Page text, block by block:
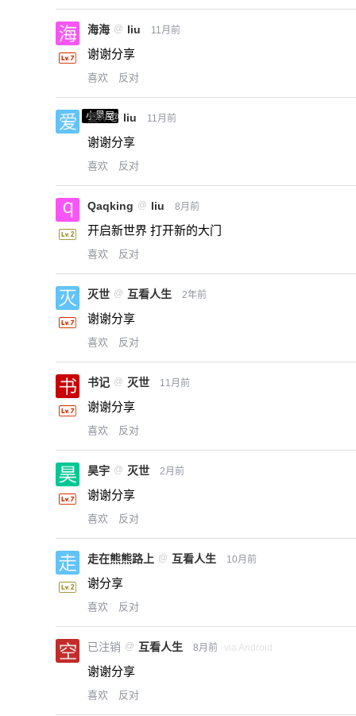
海海 @ liu 11月前
谢谢分享
喜欢 反对
小黑屋
爱X @ liu 11月前
谢谢分享
喜欢 反对
Qaqking @ liu 8月前
开启新世界 打开新的大门
喜欢 反对
灭世 @ 互看人生 2年前
谢谢分享
喜欢 反对
书记 @ 灭世 11月前
谢谢分享
喜欢 反对
昊宇 @ 灭世 2月前
谢谢分享
喜欢 反对
走在熊熊路上 @ 互看人生 10月前
谢分享
喜欢 反对
已注销 @ 互看人生 8月前 via Android
谢谢分享
喜欢 反对